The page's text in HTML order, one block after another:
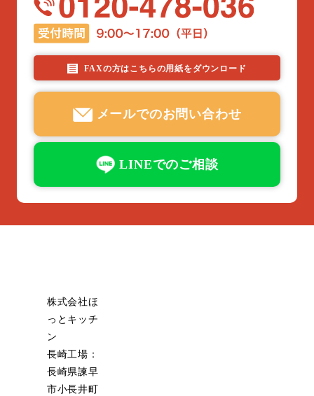
FAXの方はこちらの用紙をダウンロード
メールでのお問い合わせ
LINEでのご相談
株式会社ほ
っとキッチ
ン
長崎工場：
長崎県諫早
市小長井町